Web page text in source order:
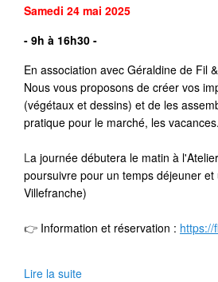
Samedi 24 mai 2025
- 9h à 16h30 -
En association avec Géraldine de Fil
Nous vous proposons de créer vos
(végétaux et dessins) et de les
pratique pour le marché, les
La journée débutera le matin à
poursuivre pour un temps déjeuner
Villefranche)
👉 Information et réservation : https://
Lire la suite